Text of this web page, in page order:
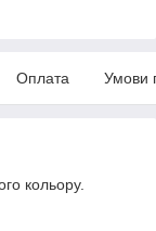
Оплата Умови
кольору.